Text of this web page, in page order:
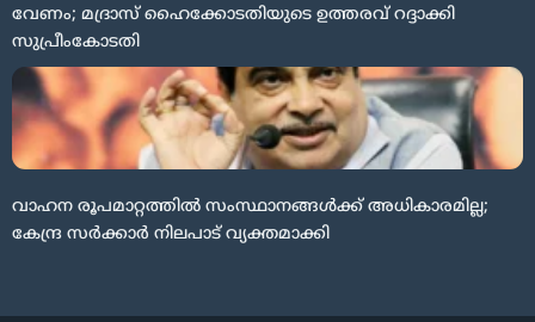
വേണം; മദ്രാസ് ഹൈക്കോടതിയുടെ ഉത്തരവ് റദ്ദാക്കി
സുപ്രീംകോടതി
വാഹന രൂപമാറ്റത്തിൽ സംസ്ഥാനങ്ങൾക്ക് അധികാരമില്ല;
കേന്ദ്ര സർക്കാർ നിലപാട് വ്യക്തമാക്കി